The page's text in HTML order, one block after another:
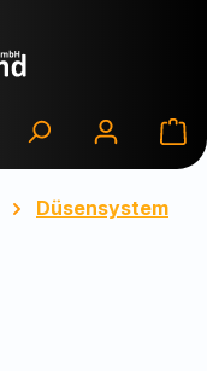
Düsensystem